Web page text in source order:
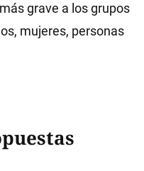
grave a los grupos
mujeres, personas